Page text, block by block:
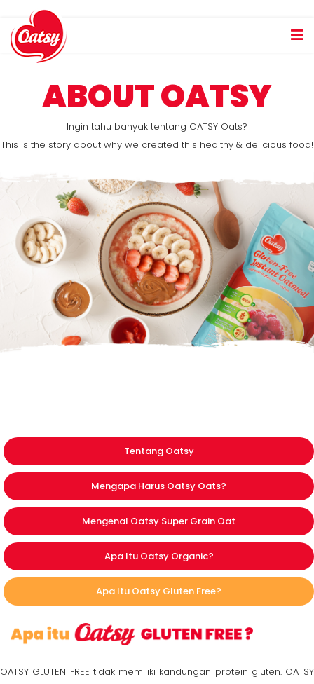
ABOUT OATSY
Ingin tahu banyak tentang OATSY Oats?
This is the story about why we created this healthy & delicious food!
Tentang Oatsy
Mengapa Harus Oatsy Oats?
Mengenal Oatsy Super Grain Oat
Apa Itu Oatsy Organic?
Apa Itu Oatsy Gluten Free?
OATSY GLUTEN FREE tidak memiliki kandungan protein gluten. OATSY